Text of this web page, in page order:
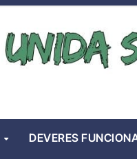
DEVERES